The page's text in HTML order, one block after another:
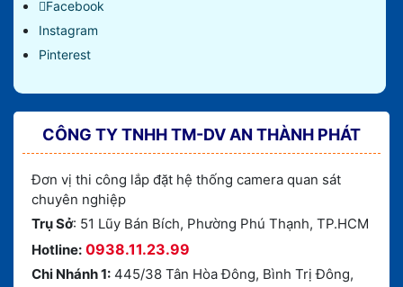
Facebook
Instagram
Pinterest
CÔNG TY TNHH TM-DV AN THÀNH PHÁT
Đơn vị thi công lắp đặt hệ thống camera quan sát
chuyên nghiệp
Trụ Sở: 51 Lũy Bán Bích, Phường Phú Thạnh, TP.HCM
Hotline: 0938.11.23.99
Chi Nhánh 1: 445/38 Tân Hòa Đông, Bình Trị Đông,